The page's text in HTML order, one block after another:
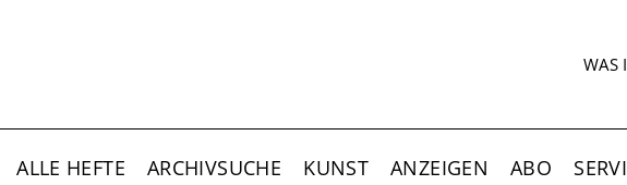
WAS
ALLE HEFTE ARCHIVSUCHE KUNST ANZEIGEN ABO